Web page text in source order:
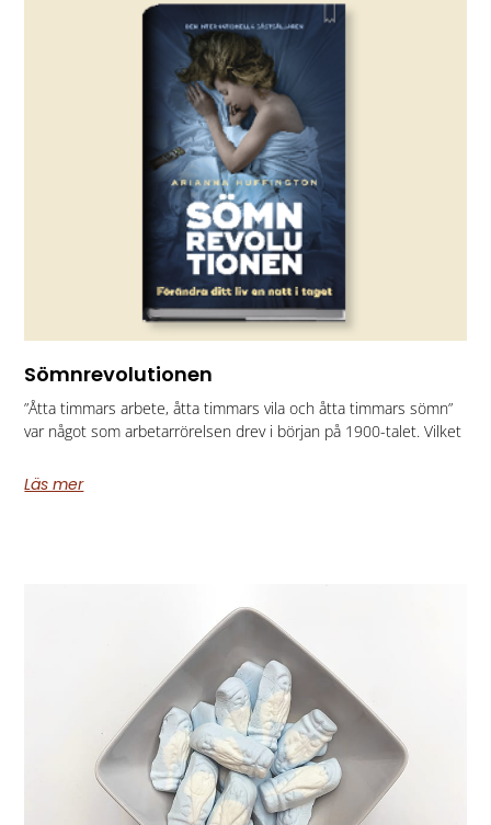
Sömnrevolutionen
”Åtta timmars arbete, åtta timmars vila och åtta timmars sömn”
var något som arbetarrörelsen drev i början på 1900-talet. Vilket
Läs mer